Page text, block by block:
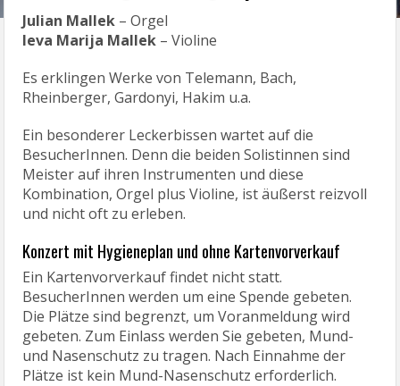
Julian Mallek – Orgel
leva Marija Mallek – Violine
Es erklingen Werke von Telemann, Bach,
Rheinberger, Gardonyi, Hakim u.a.
Ein besonderer Leckerbissen wartet auf die
BesucherInnen. Denn die beiden Solistinnen sind
Meister auf ihren Instrumenten und diese
Kombination, Orgel plus Violine, ist äußerst reizvoll
und nicht oft zu erleben.
Konzert mit Hygieneplan und ohne Kartenvorverkauf
Ein Kartenvorverkauf findet nicht statt.
BesucherInnen werden um eine Spende gebeten.
Die Plätze sind begrenzt, um Voranmeldung wird
gebeten. Zum Einlass werden Sie gebeten, Mund-
und Nasenschutz zu tragen. Nach Einnahme der
Plätze ist kein Mund-Nasenschutz erforderlich.